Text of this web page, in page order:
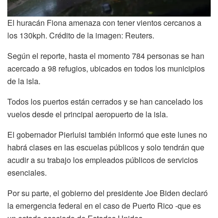
El huracán Fiona amenaza con tener vientos cercanos a
los 130kph. Crédito de la imagen: Reuters.
Según el reporte, hasta el momento 784 personas se han
acercado a 98 refugios, ubicados en todos los municipios
de la isla.
Todos los puertos están cerrados y se han cancelado los
vuelos desde el principal aeropuerto de la isla.
El gobernador Pierluisi también informó que este lunes no
habrá clases en las escuelas públicos y solo tendrán que
acudir a su trabajo los empleados públicos de servicios
esenciales.
Por su parte, el gobierno del presidente Joe Biden declaró
la emergencia federal en el caso de Puerto Rico -que es